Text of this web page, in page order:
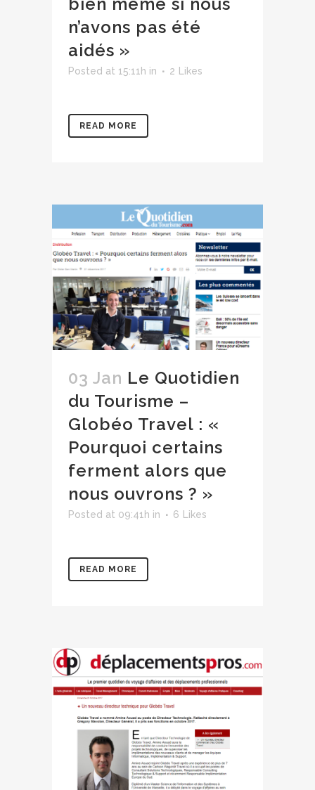
n’avons pas été
aidés »
Posted at 15:11h in 2 Likes
READ MORE
03 Jan Le Quotidien
du Tourisme –
Globéo Travel : «
Pourquoi certains
ferment alors que
nous ouvrons ? »
Posted at 09:41h in 6 Likes
READ MORE